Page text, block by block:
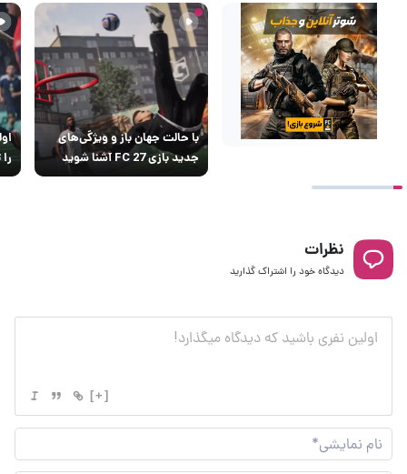
با حالت جهان باز و ویژگی‌های
جدید بازی FC 27 آشنا شوید
نظرات
دیدگاه خود را اشتراک گذارید
[+]
نام